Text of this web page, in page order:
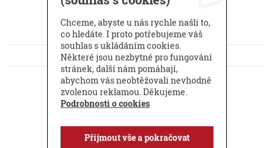
KE STAŽENÍ
DOTAZ PRODEJCI
Příbuzné produkty
Chceme, abyste u nás rychle našli to,
co hledáte. I proto potřebujeme váš
souhlas s ukládáním cookies.
Některé jsou nezbytné pro fungování
stránek, další nám pomáhají,
abychom vás neobtěžovali nevhodně
zvolenou reklamou. Děkujeme.
Podrobnosti o cookies
Přijmout vše a pokračovat